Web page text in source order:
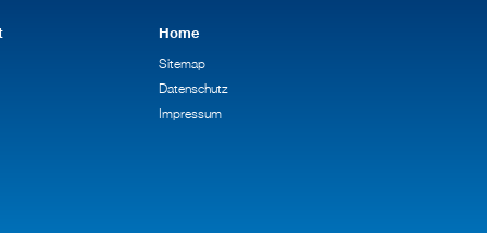
Home
Sitemap
Datenschutz
Impressum